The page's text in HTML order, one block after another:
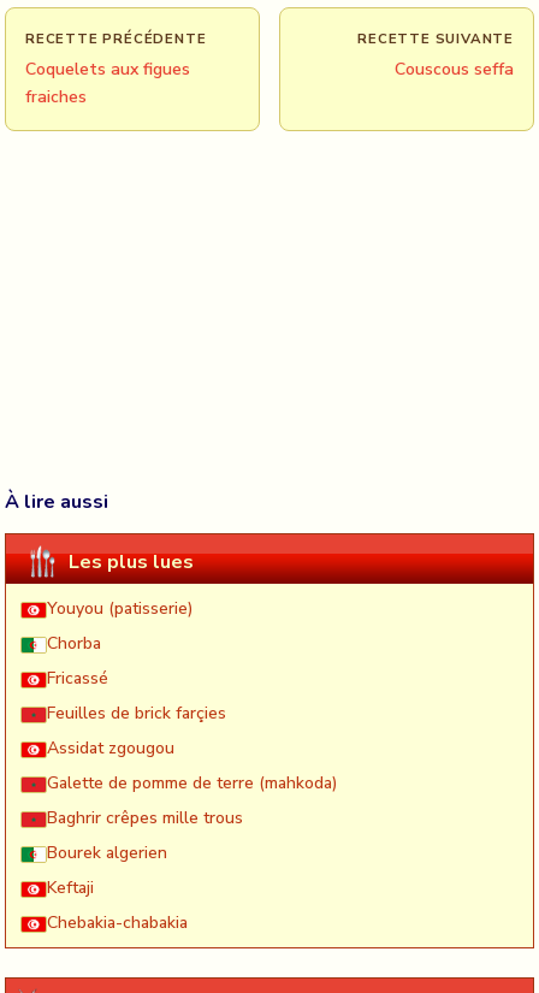
RECETTE PRÉCÉDENTE
Coquelets aux figues
fraiches
RECETTE SUIVANTE
Couscous seffa
À lire aussi
Les plus lues
Youyou (patisserie)
Chorba
Fricassé
Feuilles de brick farçies
Assidat zgougou
Galette de pomme de terre (mahkoda)
Baghrir crêpes mille trous
Bourek algerien
Keftaji
Chebakia-chabakia